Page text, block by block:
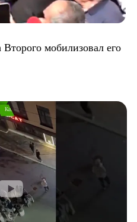
мобилизовал его